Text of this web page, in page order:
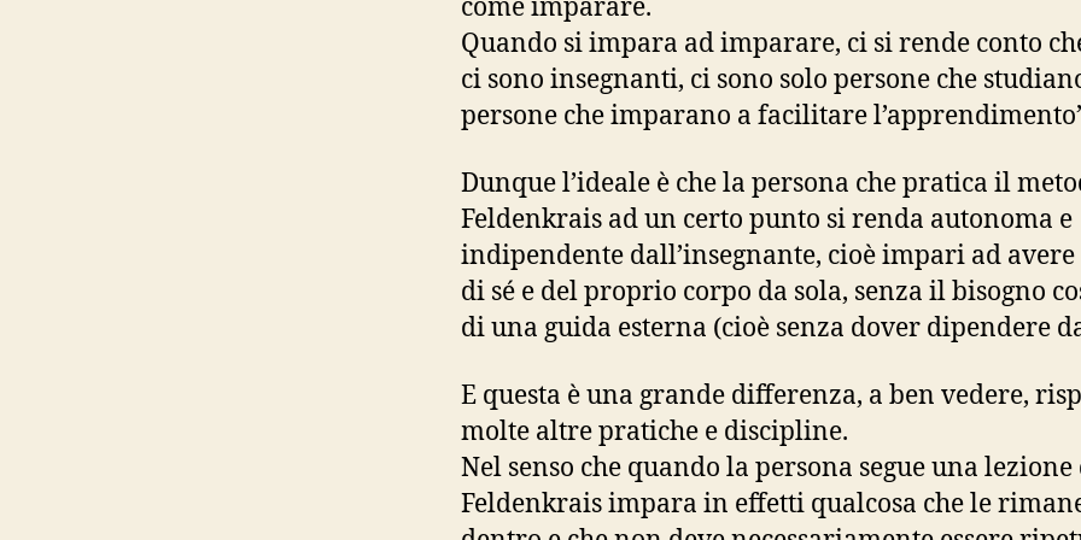
come imparare.
Quando si impara ad imparare, ci si rende conto
ci sono insegnanti, ci sono solo persone che
persone che imparano a facilitare
Dunque l’ideale è che la persona che pratica il
Feldenkrais ad un certo punto si renda autonoma e
indipendente dall’insegnante, cioè impari ad
di sé e del proprio corpo da sola, senza il bisogno
di una guida esterna (cioè senza dover dipendere
E questa è una grande differenza, a ben vedere,
molte altre pratiche e discipline.
Nel senso che quando la persona segue una lezione
Feldenkrais impara in effetti qualcosa che le